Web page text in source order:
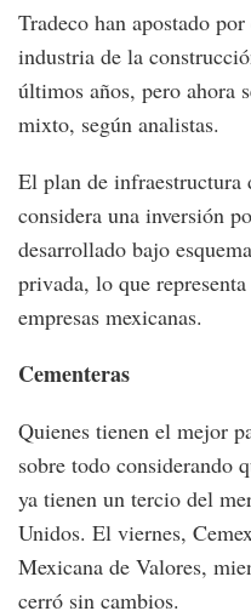
Tradeco han apostado
industria de la
últimos años, pero ahora
mixto, según analistas.
El plan de infraestructura
considera una inversión
desarrollado bajo
privada, lo que
empresas mexicanas.
Cementeras
Quienes tienen el mejor
sobre todo considerando
ya tienen un tercio del
Unidos. El viernes,
Mexicana de Valores,
cerró sin cambios.